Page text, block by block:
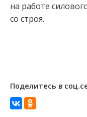
на работе
со строя.
Поделитесь в